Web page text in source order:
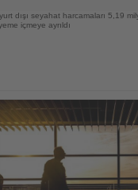
dışı seyahat harcamaları 5,19
içmeye ayrıldı